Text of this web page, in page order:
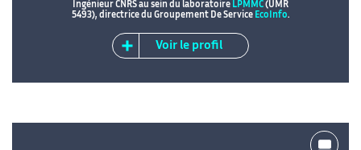
Ingénieur CNRS au sein du laboratoire LPMMC (UMR
5493), directrice du Groupement De Service EcoInfo.
Voir le profil